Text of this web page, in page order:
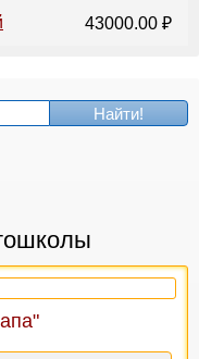
43000.00 ₽
Найти!